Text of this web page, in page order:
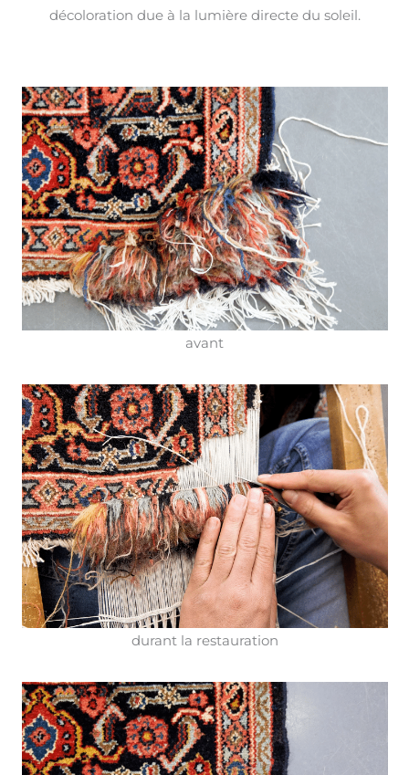
décoloration due à la lumière directe du soleil.
avant
durant la restauration